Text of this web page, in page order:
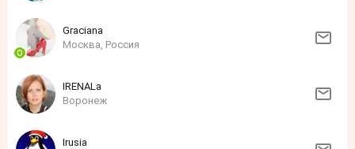
Grаciаnа
Москва, Россия
IRENALa
Воронеж
Irusia